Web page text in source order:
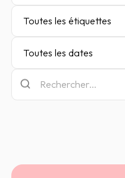
Toutes les étiquettes
Toutes les dates